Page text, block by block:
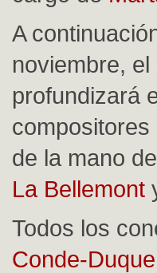
A
noviembre,
profundizará
de la mano
La Bellemont
Todos los
Conde-Duque